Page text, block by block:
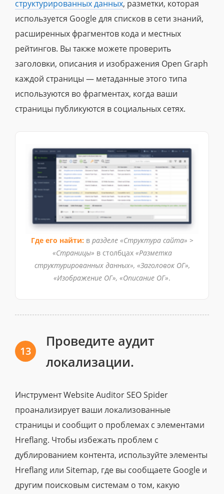
структурированных данных, разметки, которая
используется Google для списков в сети знаний,
расширенных фрагментов кода и местных
рейтингов. Вы также можете проверить
заголовки, описания и изображения Open Graph
каждой страницы — метаданные этого типа
используются во фрагментах, когда ваши
страницы публикуются в социальных сетях.
Где его найти:в разделе «Структура сайта» >
«Страницы» в столбцах «Разметка
структурированных данных», «Заголовок ОГ»,
«Изображение ОГ», «Описание ОГ».
13
Проведите аудит
локализации.
Инструмент Website Auditor SEO Spider
проанализирует ваши локализованные
страницы и сообщит о проблемах с элементами
Hreflang. Чтобы избежать проблем с
дублированием контента, используйте элементы
Hreflang или Sitemap, где вы сообщаете Google и
другим поисковым системам о том, какую